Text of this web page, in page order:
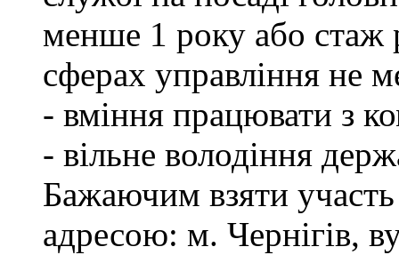
менше 1 року або стаж
сферах управління не
- вміння працювати з
- вільне володіння
Бажаючим взяти участь
адресою: м. Чернігів,